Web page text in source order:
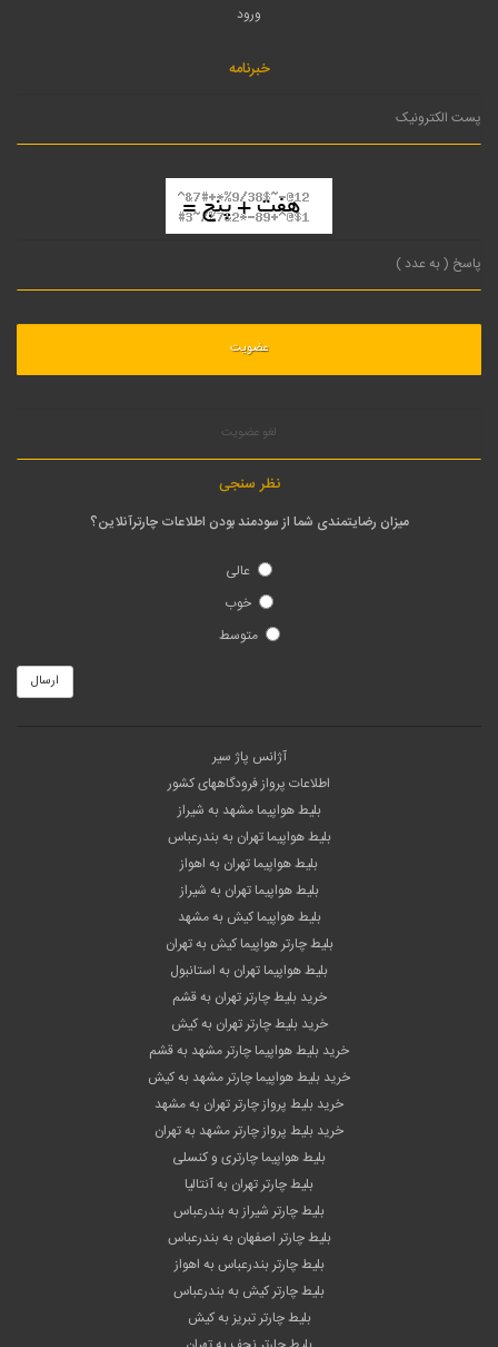
ورود
خبرنامه
لغو عضویت
نظر سنجی
میزان رضایتمندی شما از سودمند بودن اطلاعات چارترآنلاین؟
عالی
خوب
متوسط
ارسال
آژانس پاژ سیر
اطلاعات پرواز فرودگاههای کشور
بلیط هواپیما مشهد به شیراز
بلیط هواپیما تهران به بندرعباس
بلیط هواپیما تهران به اهواز
بلیط هواپیما تهران به شیراز
بلیط هواپیما کیش به مشهد
بلیط چارتر هواپیما کیش به تهران
بلیط هواپیما تهران به استانبول
خرید بلیط چارتر تهران به قشم
خرید بلیط چارتر تهران به کیش
خرید بلیط هواپیما چارتر مشهد به قشم
خرید بلیط هواپیما چارتر مشهد به کیش
خرید بلیط پرواز چارتر تهران به مشهد
خرید بلیط پرواز چارتر مشهد به تهران
بلیط هواپیما چارتری و کنسلی
بلیط چارتر تهران به آنتالیا
بلیط چارتر شیراز به بندرعباس
بلیط چارتر اصفهان به بندرعباس
بلیط چارتر بندرعباس به اهواز
بلیط چارتر کیش به بندرعباس
بلیط چارتر تبریز به کیش